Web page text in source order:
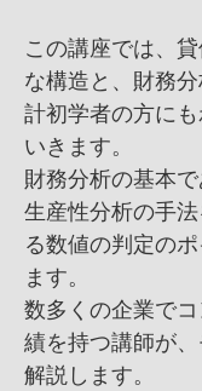
この講座では、
な構造と、財務
計初学者の方に
いきます。
財務分析の基本
生産性分析の手
る数値の判定の
ます。
数多くの企業で
績を持つ講師が
解説します。